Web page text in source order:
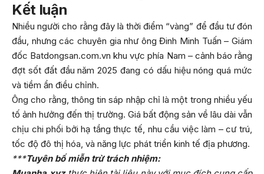
Kết luận
Nhiều người cho rằng đây là thời điểm “vàng” để đầu tư đón
đầu, nhưng các chuyên gia như ông Đinh Minh Tuấn – Giám
đốc Batdongsan.com.vn khu vực phía Nam – cảnh báo rằng
đợt sốt đất đầu năm 2025 đang có dấu hiệu nóng quá mức
và tiềm ẩn điều chỉnh.
Ông cho rằng, thông tin sáp nhập chỉ là một trong nhiều yếu
tố ảnh hưởng đến thị trường. Giá bất động sản về lâu dài vẫn
chịu chi phối bởi hạ tầng thực tế, nhu cầu việc làm – cư trú,
tốc độ đô thị hóa, và năng lực phát triển kinh tế địa phương.
***Tuyên bố miễn trừ trách nhiệm: